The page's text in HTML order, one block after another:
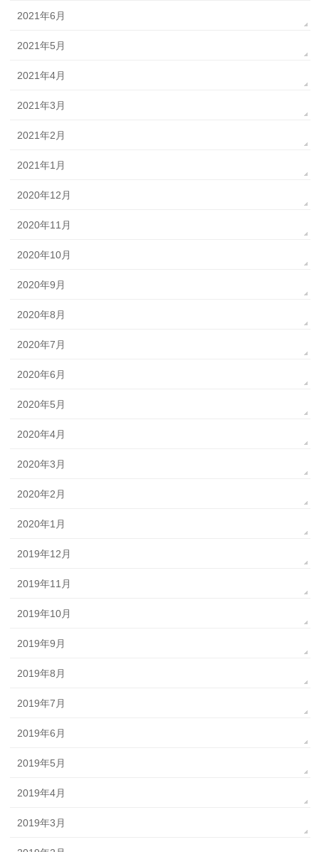
2021年6月
2021年5月
2021年4月
2021年3月
2021年2月
2021年1月
2020年12月
2020年11月
2020年10月
2020年9月
2020年8月
2020年7月
2020年6月
2020年5月
2020年4月
2020年3月
2020年2月
2020年1月
2019年12月
2019年11月
2019年10月
2019年9月
2019年8月
2019年7月
2019年6月
2019年5月
2019年4月
2019年3月